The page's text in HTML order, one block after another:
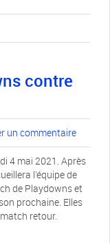
contre
un commentaire
4 mai 2021. Après
l’équipe de
de Playdowns et
prochaine. Elles
retour.